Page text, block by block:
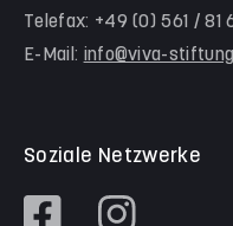
Familienzentrum
Präventionsangebote an
Telefax: +49 (0) 561 / 81
E-Mail: info@viva-
Soziale Netzwerke